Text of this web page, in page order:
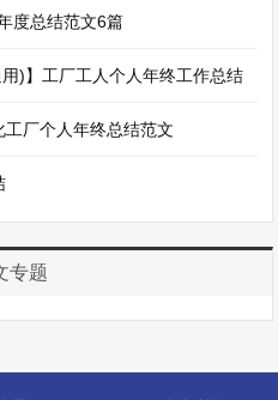
度总结范文6篇
)】工厂工人个人年终工作总结
厂个人年终总结范文
专题